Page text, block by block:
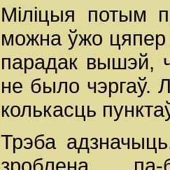
Міліцыя потым
можна ўжо цяпер
парадак вышэй,
не было чэргаў.
колькасць
Трэба